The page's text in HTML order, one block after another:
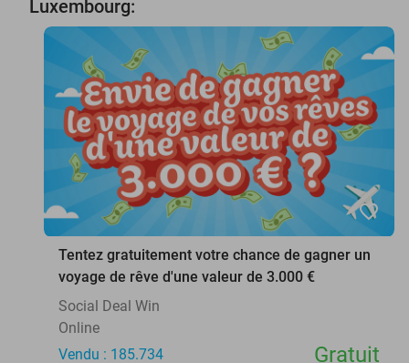
Luxembourg:
favorite_border
Tentez gratuitement votre chance de gagner un
voyage de rêve d'une valeur de 3.000 €
Social Deal Win
Online
Vendu : 185.734
Gratuit